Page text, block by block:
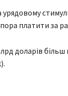
урядовому
платити за
доларів